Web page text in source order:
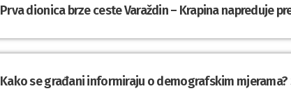
Prva dionica brze ceste Varaždin – Krapina napreduje
Kako se građani informiraju o demografskim